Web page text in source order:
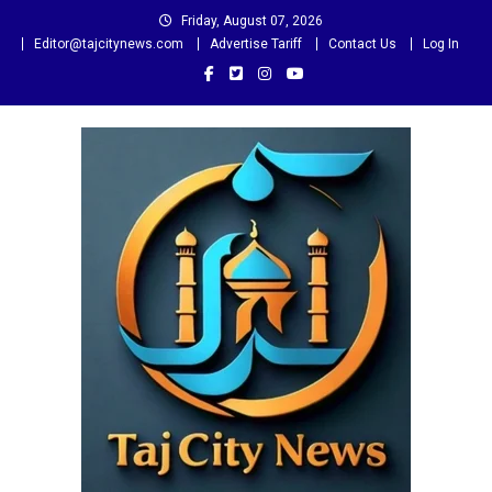
Friday, August 07, 2026
Editor@tajcitynews.com
Advertise Tariff Contact Us Log In